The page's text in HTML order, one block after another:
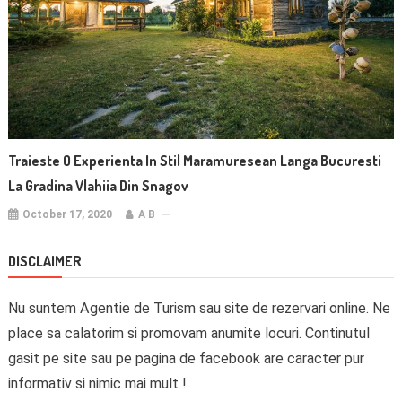
Traieste O Experienta In Stil Maramuresean Langa Bucuresti
La Gradina Vlahiia Din Snagov
October 17, 2020 A B
DISCLAIMER
Nu suntem Agentie de Turism sau site de rezervari online. Ne
place sa calatorim si promovam anumite locuri. Continutul
gasit pe site sau pe pagina de facebook are caracter pur
informativ si nimic mai mult !